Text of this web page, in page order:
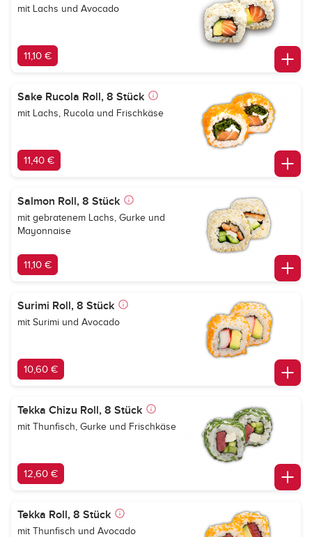
mit Lachs und Avocado
11,10 €
Sake Rucola Roll, 8 Stück
mit Lachs, Rucola und Frischkäse
11,40 €
Salmon Roll, 8 Stück
mit gebratenem Lachs, Gurke und
Mayonnaise
11,10 €
Surimi Roll, 8 Stück
mit Surimi und Avocado
10,60 €
Tekka Chizu Roll, 8 Stück
mit Thunfisch, Gurke und Frischkäse
12,60 €
Tekka Roll, 8 Stück
mit Thunfisch und Avocado